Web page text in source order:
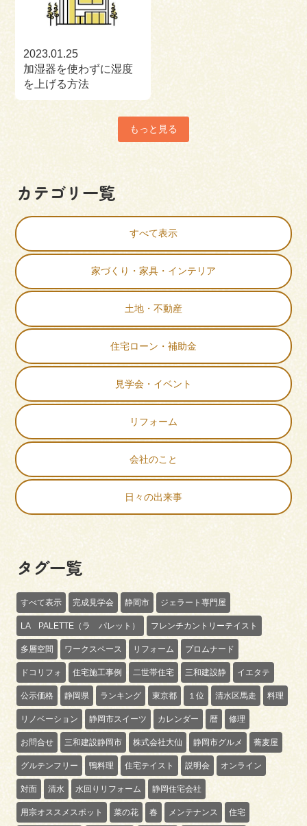
2023.01.25
加湿器を使わずに湿度
を上げる方法
もっと見る
カテゴリ一覧
すべて表示
家づくり・家具・インテリア
土地・不動産
住宅ローン・補助金
見学会・イベント
リフォーム
会社のこと
日々の出来事
タグ一覧
すべて表示 完成見学会 静岡市 ジェラート専門屋
LA PALETTE（ラ パレット） フレンチカントリーテイスト
多層空間 ワークスペース リフォーム プロムナード
ドコリフォ 住宅施工事例 二世帯住宅 三和建設静 イエタテ
公示価格 静岡県 ランキング 東京都 １位 清水区馬走 料理
リノベーション 静岡市スイーツ カレンダー 暦 修理
お問合せ 三和建設静岡市 株式会社大仙 静岡市グルメ 蕎麦屋
グルテンフリー 鴨料理 住宅テイスト 説明会 オンライン
対面 清水 水回りリフォーム 静岡住宅会社
用宗オススメスポット 菜の花 春 メンテナンス 住宅